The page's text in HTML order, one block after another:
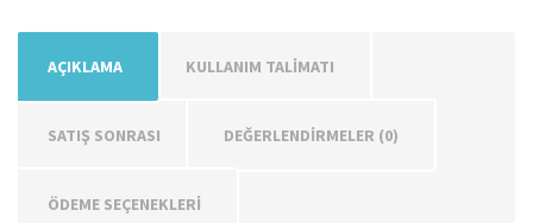
AÇIKLAMA KULLANIM TALİMATI
SATIŞ SONRASI DEĞERLENDIRMELER (0)
ÖDEME SEÇENEKLERİ